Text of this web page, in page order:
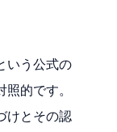
いう公式の
的です。
けとその認